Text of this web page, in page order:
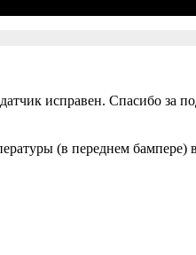
исправен. Спасибо за
(в переднем бампере)